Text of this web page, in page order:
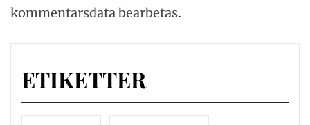
kommentarsdata bearbetas.
ETIKETTER